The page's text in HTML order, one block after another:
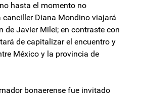
hasta el momento no
Diana Mondino viajará
de Javier Milei; en contraste con
de capitalizar el encuentro y
México y la provincia de
bonaerense fue invitado